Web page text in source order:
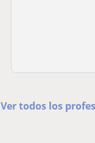
Ver todos los